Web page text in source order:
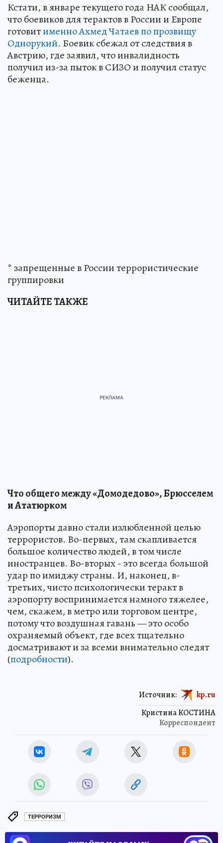
Кстати, в январе текущего года НАК сообщал,
что боевиков для терактов в России и Европе
готовитименно Ахмед Чатаев по прозвищу
Однорукий. Боевик сбежал от следствия в
Австрию, где заявил, что инвалидность
получил из-за пыток в СИЗО и получил статус
беженца.
* запрещенные в России террористические
группировки
ЧИТАЙТЕ ТАКЖЕ
Что общего между «Домодедово», Брюсселем
и Ататюрком
Аэропорты давно стали излюбленной целью
террористов. Во-первых, там скапливается
большое количество людей, в том числе
иностранцев. Во-вторых - это всегда большой
удар по имиджу страны. И, наконец, в-
третьих, чисто психологически теракт в
аэропорту воспринимается намного тяжелее,
чем, скажем, в метро или торговом центре,
потому что воздушная гавань — это особо
охраняемый объект, где всех тщательно
досматривают и за всеми внимательно следят
(подробности).
Кристина КОСТИНА
Корреспондент
Источник: kp.ru
ТЕРРОРИЗМ